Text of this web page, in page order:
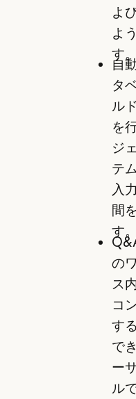
よ
よ
す。
自
タ
ル
を
ジ
テ
入
間
す。
の
ス
コ
す
で
ー
ル